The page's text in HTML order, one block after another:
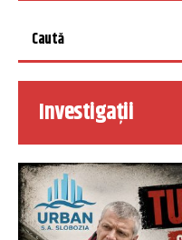
Investigații